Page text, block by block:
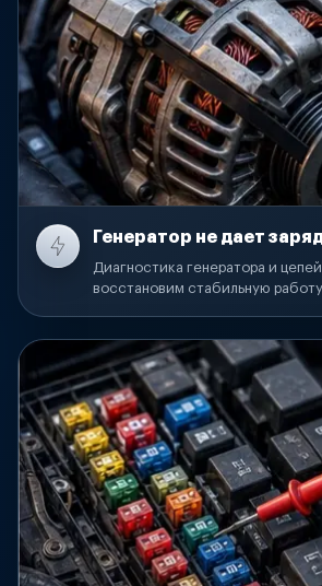
Генератор не дает
Диагностика генератора и цепей
восстановим стабильную работу.